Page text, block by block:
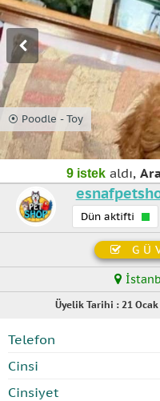
⦿ Poodle - Toy
9 istekaldı,
Dün aktifti
Üyelik Tarihi : 21 Ocak
Telefon
Cinsi
Cinsiyet